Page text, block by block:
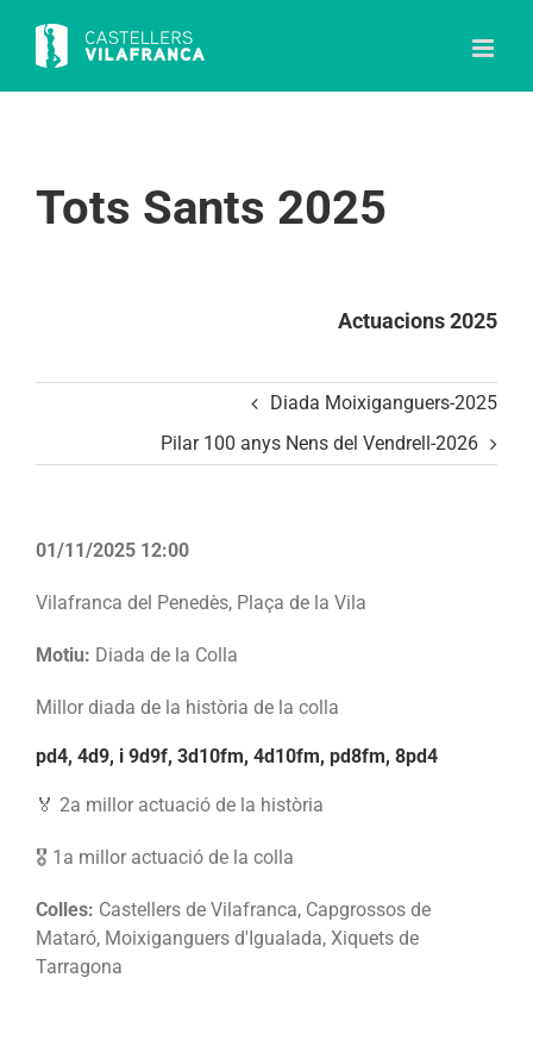
content
Tots Sants 2025
Actuacions 2025
Diada Moixiganguers-2025
Pilar 100 anys Nens del Vendrell-2026
01/11/2025 12:00
Vilafranca del Penedès, Plaça de la Vila
Motiu: Diada de la Colla
Millor diada de la història de la colla
pd4, 4d9, i 9d9f, 3d10fm, 4d10fm, pd8fm, 8pd4
🏅 2a millor actuació de la història
🎖️ 1a millor actuació de la colla
Colles: Castellers de Vilafranca, Capgrossos de
Mataró, Moixiganguers d'Igualada, Xiquets de
Tarragona